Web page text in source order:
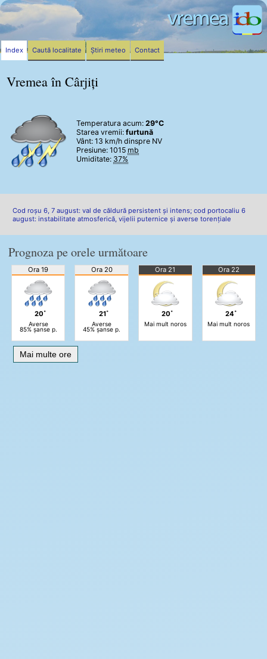
Vremea în Cârjiți
Temperatura acum: 29°C
Starea vremii: furtună
Vânt: 13 km/h dinspre NV
Presiune: 1015 mb
Umiditate: 37%
Cod roșu 6, 7 august: val de căldură persistent și intens; cod portocaliu 6
august: instabilitate atmosferică, vijelii puternice și averse torențiale
Prognoza pe orele următoare
Ora 19
20˚
Averse
85% șanse p.
Ora 20
21˚
Averse
45% șanse p.
Ora 21
20˚
Mai mult noros
Ora 22
24˚
Mai mult noros
Mai multe ore
Index Caută localitate Știri meteo Contact